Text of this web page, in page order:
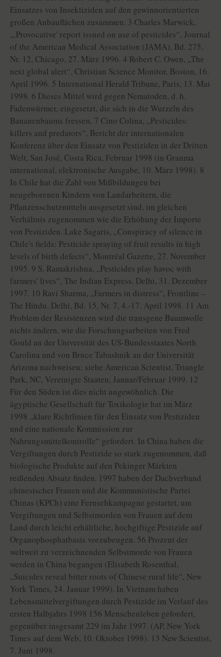
Einsatzes von Insektiziden auf den gewinnorientierten
großen Anbauflächen zusammen. 3 Charles Marwick,
„,Provocative' report issued on use of pesticides“, Journal
of the American Medical Association (JAMA), Bd. 275,
Nr. 12, Chicago, 27. März 1996. 4 Robert C. Owen, „The
next global alert“, Christian Science Monitor, Boston, 16.
April 1996. 5 International Herald Tribune, Paris, 13. Mai
1998. 6 Dieses Mittel wird gegen Nematoden, d. h.
Fadenwürmer, eingesetzt, die sich in die Wurzeln des
Bananenbaums fressen. 7 Cino Colina, „Pesticides:
killers and predators“, Bericht der internationalen
Konferenz über den Einsatz von Pestiziden in der Dritten
Welt, San José, Costa Rica, Februar 1998 (in Granma
international, elektronische Ausgabe, 10. März 1998). 8
In Chile hat die Zahl von Mißbildungen bei
neugeborenen Kindern von Landarbeitern, die
Pflanzenschutzmitteln ausgesetzt sind, im gleichen
Verhältnis zugenommen wie die Erhöhung der Importe
von Pestiziden. Lake Sagaris, „Conspiracy of silence in
Chile's fields: Pesticide spraying of fruit results in high
levels of birth defects“, Montréal Gazette, 27. November
1995. 9 S. Ramakrishna, „Pesticides play havoc with
farmers' lives“, The Indian Express, Delhi, 31. Dezember
1997. 10 Ravi Sharma, „Farmers in distress“, Frontline –
The Hindu, Delhi, Bd. 15, Nr. 7, 4.-17. April 1998. 11 Am
Problem der Resistenzen wird die transgene Baumwolle
nichts ändern, wie die Forschungsarbeiten von Fred
Gould an der Universität des US-Bundesstaates North
Carolina und von Bruce Tabashnik an der Universität
Arizona nachweisen; siehe American Scientist, Triangle
Park, NC, Vereinigte Staaten, Januar/Februar 1999. 12
Für den Süden ist dies nicht ungewöhnlich. Die
ägyptische Gesellschaft für Toxikologie hat im März
1998 „klare Richtlinien für den Einsatz von Pestiziden
und eine nationale Kommission zur
Nahrungsmittelkontrolle“ gefordert. In China haben die
Vergiftungen durch Pestizide so stark zugenommen, daß
biologische Produkte auf den Pekinger Märkten
reißenden Absatz finden. 1997 haben der Dachverband
chinesischer Frauen und die Kommunistische Partei
Chinas (KPCh) eine Fernsehkampagne gestartet, um
Vergiftungen und Selbstmorden von Frauen auf dem
Land durch leicht erhältliche, hochgiftige Pestizide auf
Organophosphatbasis vorzubeugen. 56 Prozent der
weltweit zu verzeichnenden Selbstmorde von Frauen
werden in China begangen (Elisabeth Rosenthal,
„Suicides reveal bitter roots of Chinese rural life“, New
York Times, 24. Januar 1999). In Vietnam haben
Lebensmittelvergiftungen durch Pestizide im Verlauf des
ersten Halbjahrs 1998 156 Menschenleben gefordert,
gegenüber insgesamt 229 im Jahr 1997. (AP, New York
Times auf dem Web, 10. Oktober 1998). 13 New Scientist,
7. Juni 1998.